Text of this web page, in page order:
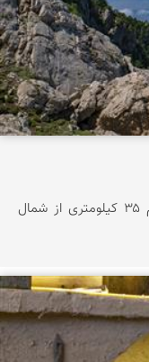
اوپرت مرز بیابان و آبان در فاصله مستقیم ۳۵ کیلومتری از شمال